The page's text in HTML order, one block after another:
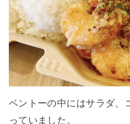
ベントーの中にはサラダ、
っていました。